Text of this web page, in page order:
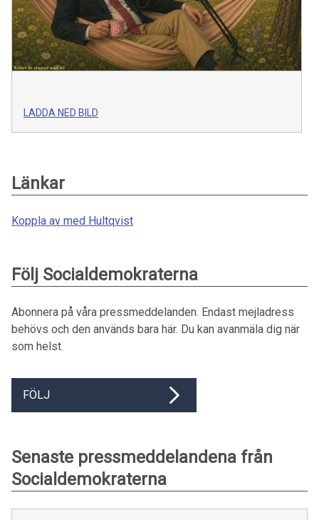
LADDA NED BILD
Länkar
Koppla av med Hultqvist
Följ Socialdemokraterna
Abonnera på våra pressmeddelanden. Endast mejladress
behövs och den används bara här. Du kan avanmäla dig när
som helst.
FÖLJ
Senaste pressmeddelandena från
Socialdemokraterna